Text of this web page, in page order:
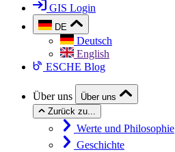
GIS Login
DE
Deutsch
English
ESCHE Blog
Über uns
Über uns
Zurück zu...
Werte und Philosophie
Geschichte